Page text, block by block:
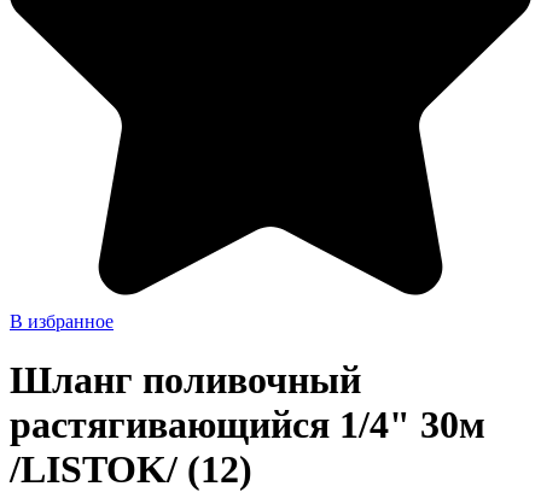
В избранное
Шланг поливочный
растягивающийся 1/4" 30м
/LISTOK/ (12)